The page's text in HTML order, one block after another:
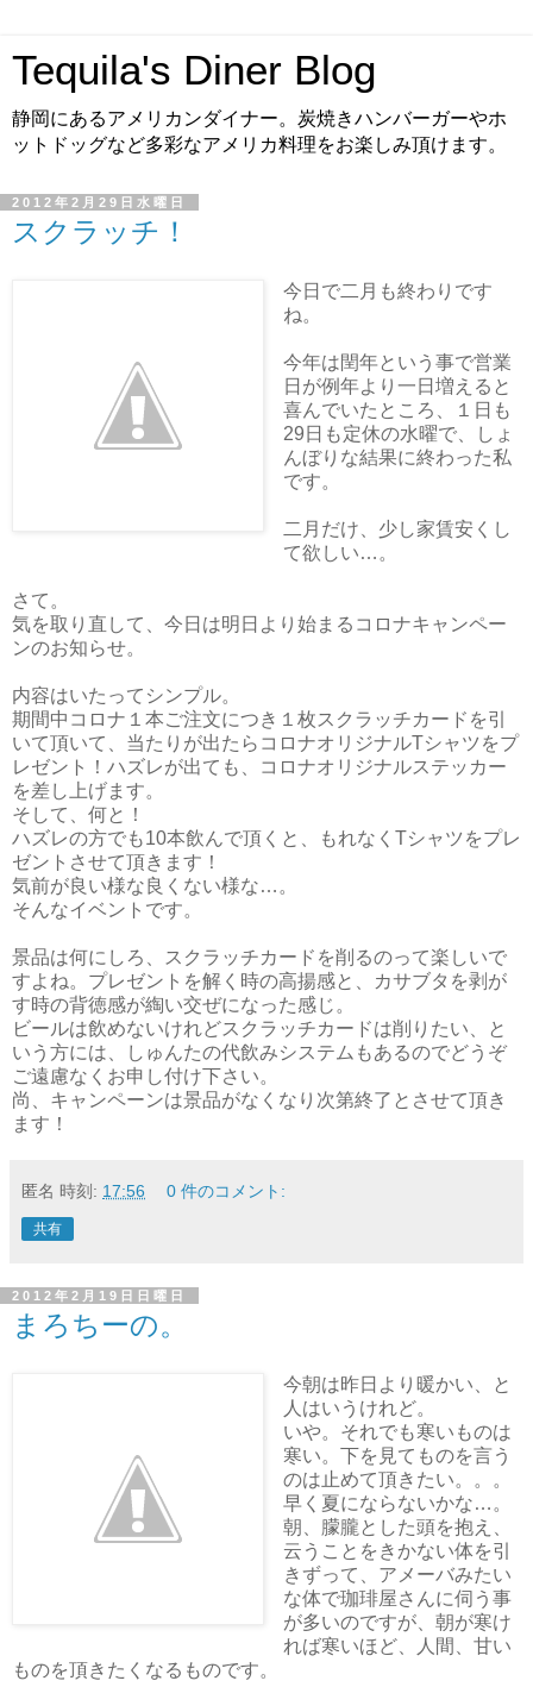
Tequila's Diner Blog
静岡にあるアメリカンダイナー。炭焼きハンバーガーやホ
ットドッグなど多彩なアメリカ料理をお楽しみ頂けます。
2012年2月29日水曜日
スクラッチ！
今日で二月も終わりです
ね。
今年は閏年という事で営業
日が例年より一日増えると
喜んでいたところ、１日も
29日も定休の水曜で、しょ
んぼりな結果に終わった私
です。
二月だけ、少し家賃安くし
て欲しい…。
さて。
気を取り直して、今日は明日より始まるコロナキャンペー
ンのお知らせ。
内容はいたってシンプル。
期間中コロナ１本ご注文につき１枚スクラッチカードを引
いて頂いて、当たりが出たらコロナオリジナルTシャツをプ
レゼント！ハズレが出ても、コロナオリジナルステッカー
を差し上げます。
そして、何と！
ハズレの方でも10本飲んで頂くと、もれなくTシャツをプレ
ゼントさせて頂きます！
気前が良い様な良くない様な…。
そんなイベントです。
景品は何にしろ、スクラッチカードを削るのって楽しいで
すよね。プレゼントを解く時の高揚感と、カサブタを剥が
す時の背徳感が綯い交ぜになった感じ。
ビールは飲めないけれどスクラッチカードは削りたい、と
いう方には、しゅんたの代飲みシステムもあるのでどうぞ
ご遠慮なくお申し付け下さい。
尚、キャンペーンは景品がなくなり次第終了とさせて頂き
ます！
匿名 時刻: 17:56 0 件のコメント:
共有
2012年2月19日日曜日
まろちーの。
今朝は昨日より暖かい、と
人はいうけれど。
いや。それでも寒いものは
寒い。下を見てものを言う
のは止めて頂きたい。。。
早く夏にならないかな…。
朝、朦朧とした頭を抱え、
云うことをきかない体を引
きずって、アメーバみたい
な体で珈琲屋さんに伺う事
が多いのですが、朝が寒け
れば寒いほど、人間、甘い
ものを頂きたくなるものです。